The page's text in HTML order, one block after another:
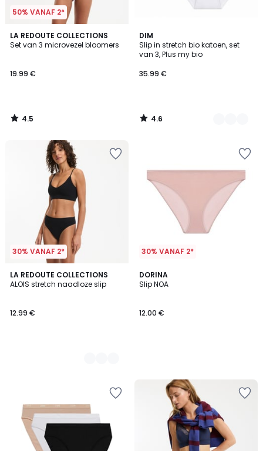
50% VANAF 2*
LA REDOUTE COLLECTIONS
Set van 3 microvezel bloomers
19.99 €
4.5
/ 5
4.5
/
DIM
Slip in stretch bio katoen, set
van 3, Plus my bio
35.99 €
4.6
/ 5
2
Kleuren
4.6
/
30% VANAF 2*
LA REDOUTE COLLECTIONS
ALOIS stretch naadloze slip
12.99 €
3
Kleuren
30% VANAF 2*
DORINA
Slip NOA
12.00 €